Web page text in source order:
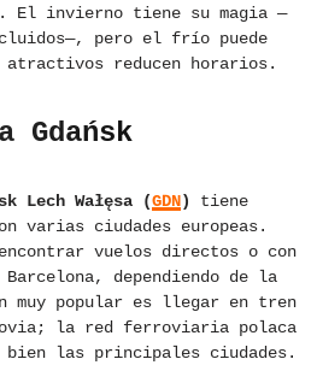
El invierno tiene su magia —
pero el frío puede
reducen horarios.
Gdańsk
Lech Wałęsa (GDN)
tiene
varias ciudades europeas.
encontrar vuelos directos o con
dependiendo de la
muy popular es llegar en tren
la red ferroviaria polaca
bien las principales ciudades.